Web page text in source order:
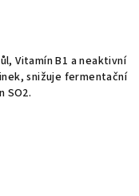
Vitamín B1 a neaktivní
snižuje fermentační
SO2.